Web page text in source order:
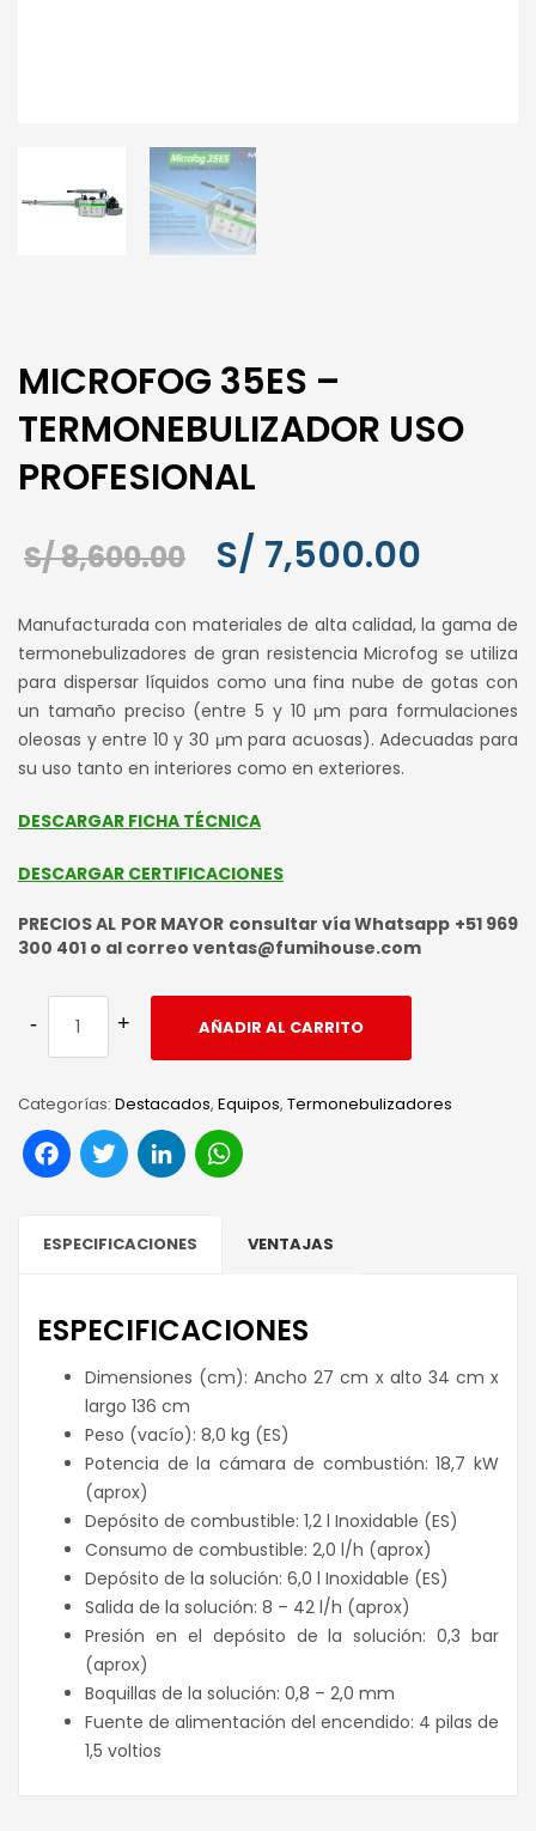
MICROFOG 35ES –
TERMONEBULIZADOR USO
PROFESIONAL
S/8,600.00
El
original
era:
S/ 8,600.00.
S/ 7,500.00
actual
es:
S/
Manufacturada con materiales de alta calidad, la gama de
termonebulizadores de gran resistencia Microfog se utiliza
para dispersar líquidos como una fina nube de gotas con
un tamaño preciso (entre 5 y 10 μm para formulaciones
oleosas y entre 10 y 30 μm para acuosas). Adecuadas para
su uso tanto en interiores como en exteriores.
DESCARGAR FICHA TÉCNICA
DESCARGAR CERTIFICACIONES
PRECIOS AL POR MAYOR consultar vía Whatsapp +51 969
300 401 o al correo ventas@fumihouse.com
AÑADIR AL CARRITO
Categorías: Destacados, Equipos, Termonebulizadores
Facebook
TwitterLinkedIn
ESPECIFICACIONES VENTAJAS
ESPECIFICACIONES
Dimensiones (cm): Ancho 27 cm x alto 34 cm x
largo 136 cm
Peso (vacío): 8,0 kg (ES)
Potencia de la cámara de combustión: 18,7 kW
(aprox)
Depósito de combustible: 1,2 l Inoxidable (ES)
Consumo de combustible: 2,0 l/h (aprox)
Depósito de la solución: 6,0 l Inoxidable (ES)
Salida de la solución: 8 – 42 l/h (aprox)
Presión en el depósito de la solución: 0,3 bar
(aprox)
Boquillas de la solución: 0,8 – 2,0 mm
Fuente de alimentación del encendido: 4 pilas de
1,5 voltios